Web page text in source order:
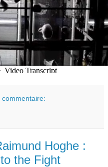
commentaire:
Hoghe :
the Fight